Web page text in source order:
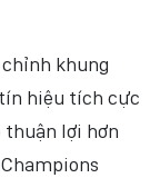
khung
hiệu tích cực
thuận lợi hơn